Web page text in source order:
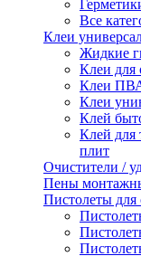
Все
Клеи
Жидкие
Клеи для
Клеи
Клеи
Клей
Клей для
плит
Очистители /
Пены
Пистолеты для